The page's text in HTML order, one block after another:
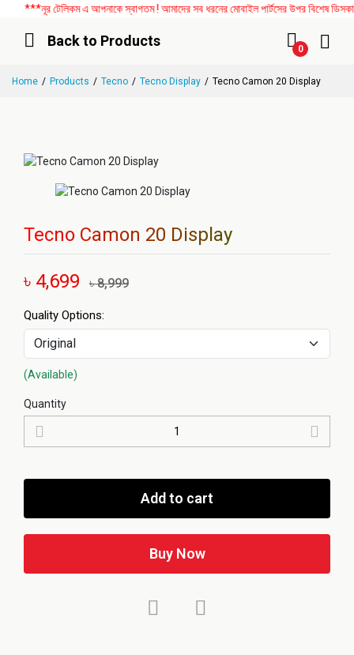
***নূর টেলিকম এ আপনাকে স্বাগতম ! আমাদের সব ধরনের মোবাইল পার্টসের উপর বিশেষ
Back to Products
0
Home Products Tecno Tecno Display Tecno Camon 20 Display
Tecno Camon 20 Display
৳ 4,699 ৳ 8,999
Quality Options:
(Available)
Quantity
Add to cart
Buy Now